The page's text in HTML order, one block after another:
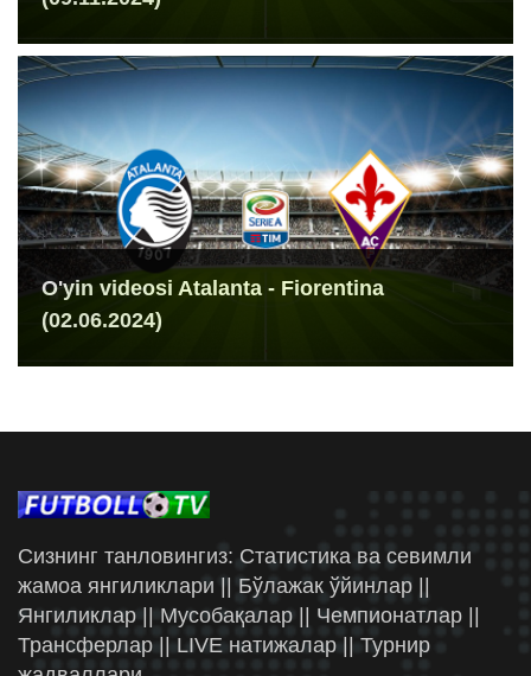
O'yin videosi Atalanta - Fiorentina
(02.06.2024)
Сизнинг танловингиз: Статистика ва севимли
жамоа янгиликлари || Бўлажак ўйинлар ||
Янгиликлар || Мусобақалар || Чемпионатлар ||
Трансферлар || LIVE натижалар || Турнир